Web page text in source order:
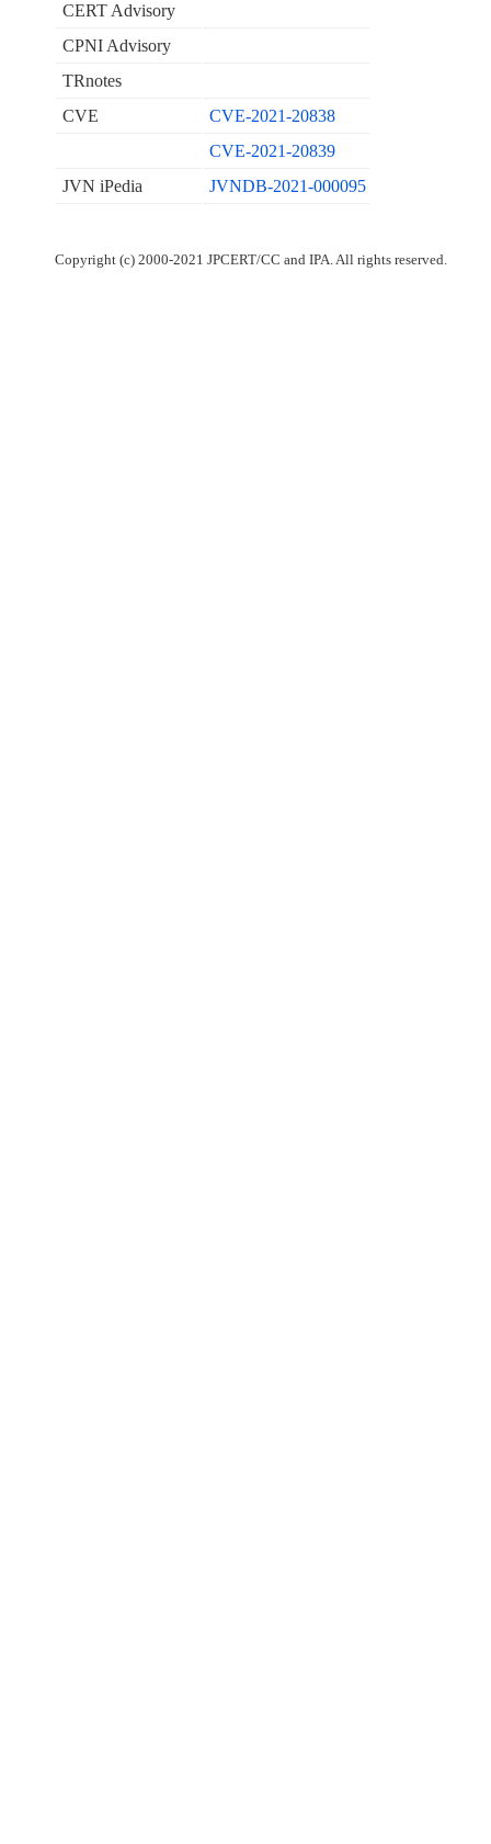
CERT Advisory
CPNI Advisory
TRnotes
CVE
CVE-2021-20838
CVE-2021-20839
JVN iPedia
JVNDB-2021-000095
Copyright (c) 2000-2021 JPCERT/CC and IPA. All rights reserved.